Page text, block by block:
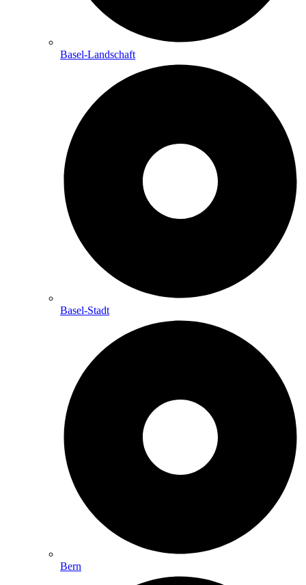
Basel-Landschaft
Basel-Stadt
Bern